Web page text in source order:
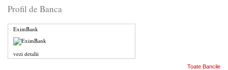
Profil de Banca
EximBank
vezi detalii
Toate Bancile